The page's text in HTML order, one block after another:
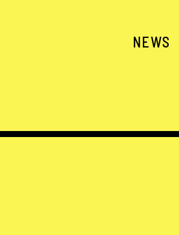
NEWS